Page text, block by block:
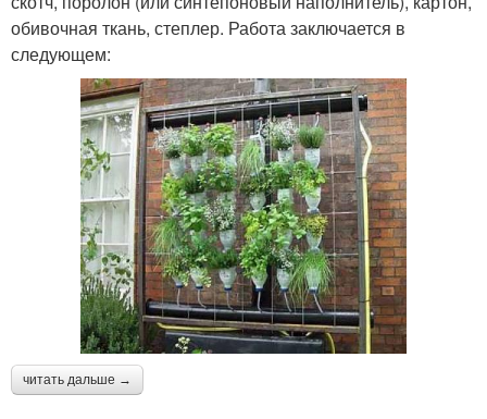
обивочная ткань, степлер. Работа заключается в
следующем:
читать дальше →